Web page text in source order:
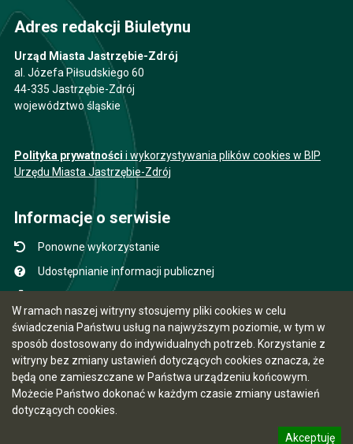
W ramach naszej witryny stosujemy pliki cookies w celu
świadczenia Państwu usług na najwyższym poziomie, w tym w
sposób dostosowany do indywidualnych potrzeb. Korzystanie z
witryny bez zmiany ustawień dotyczących cookies oznacza, że
będą one zamieszczane w Państwa urządzeniu końcowym.
Możecie Państwo dokonać w każdym czasie zmiany ustawień
dotyczących cookies.
Akceptuję
Adres redakcji Biuletynu
Urząd Miasta Jastrzębie-Zdrój
al. Józefa Piłsudskiego 60
44-335 Jastrzębie-Zdrój
województwo śląskie
Polityka prywatności i wykorzystywania plików cookies w BIP
Urzędu Miasta Jastrzębie-Zdrój
Informacje o serwisie
Ponowne wykorzystanie
Udostępnianie informacji publicznej
Instrukcja obsługi
Statystyki oglądalności
Ostatnio dodane
Ostatnia aktualizacja BIP: 07.08.2026 12:31